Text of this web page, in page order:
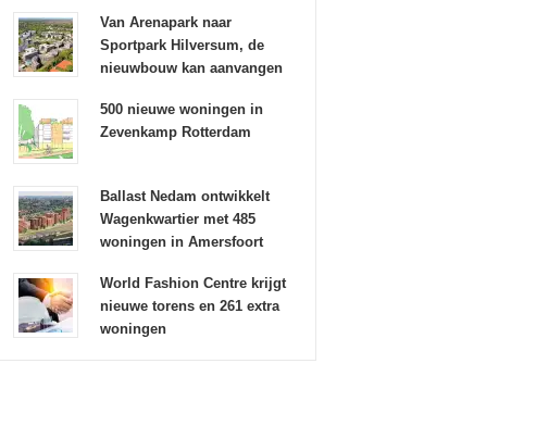
Van Arenapark naar
Sportpark Hilversum, de
nieuwbouw kan aanvangen
500 nieuwe woningen in
Zevenkamp Rotterdam
Ballast Nedam ontwikkelt
Wagenkwartier met 485
woningen in Amersfoort
World Fashion Centre krijgt
nieuwe torens en 261 extra
woningen